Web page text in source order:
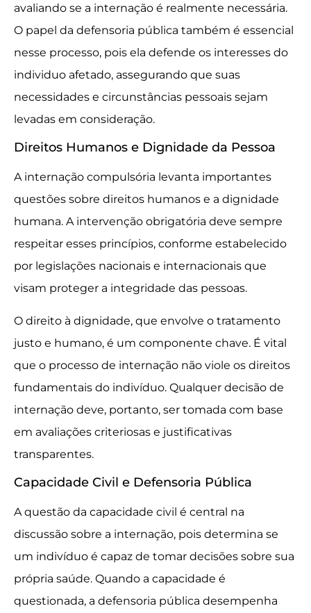
avaliando se a internação é realmente necessária.
O papel da defensoria pública também é essencial
nesse processo, pois ela defende os interesses do
individuo afetado, assegurando que suas
necessidades e circunstâncias pessoais sejam
levadas em consideração.
Direitos Humanos e Dignidade da Pessoa
A internação compulsória levanta importantes
questões sobre direitos humanos e a dignidade
humana. A intervenção obrigatória deve sempre
respeitar esses princípios, conforme estabelecido
por legislações nacionais e internacionais que
visam proteger a integridade das pessoas.
O direito à dignidade, que envolve o tratamento
justo e humano, é um componente chave. É vital
que o processo de internação não viole os direitos
fundamentais do indivíduo. Qualquer decisão de
internação deve, portanto, ser tomada com base
em avaliações criteriosas e justificativas
transparentes.
Capacidade Civil e Defensoria Pública
A questão da capacidade civil é central na
discussão sobre a internação, pois determina se
um indivíduo é capaz de tomar decisões sobre sua
própria saúde. Quando a capacidade é
questionada, a defensoria pública desempenha